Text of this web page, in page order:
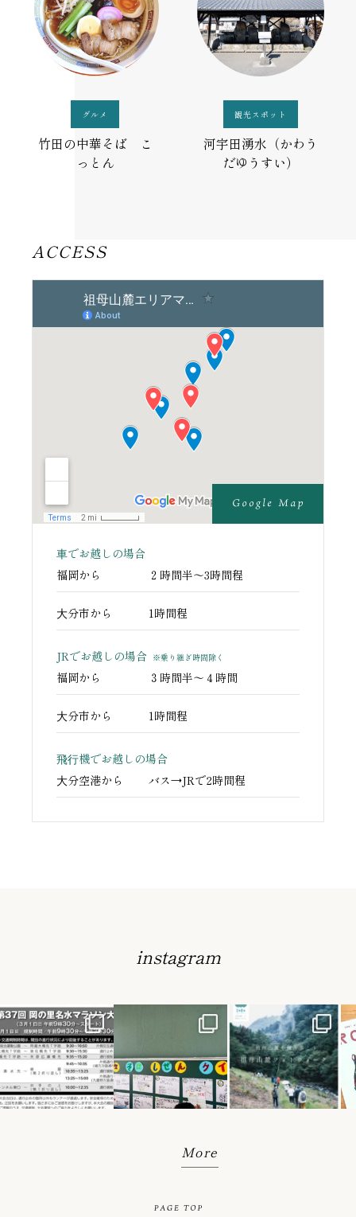
グルメ
竹田の中華そば こ
っとん
観光スポット
河宇田湧水（かわう
だゆうすい）
ACCESS
⾞でお越しの場合
福岡から
２時間半〜3時間程
⼤分市から 1時間程
JRでお越しの場合 ※乗り継ぎ時間除く
福岡から ３時間半〜４時間
⼤分市から 1時間程
⾶⾏機でお越しの場合
⼤分空港から
バス→JRで2時間程
instagram
More